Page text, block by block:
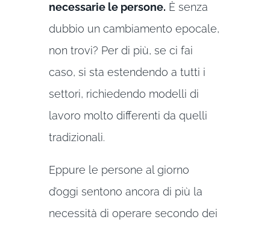
necessarie le persone. È senza
dubbio un cambiamento epocale,
non trovi? Per di più, se ci fai
caso, si sta estendendo a tutti i
settori, richiedendo modelli di
lavoro molto differenti da quelli
tradizionali.
Eppure le persone al giorno
d’oggi sentono ancora di più la
necessità di operare secondo dei